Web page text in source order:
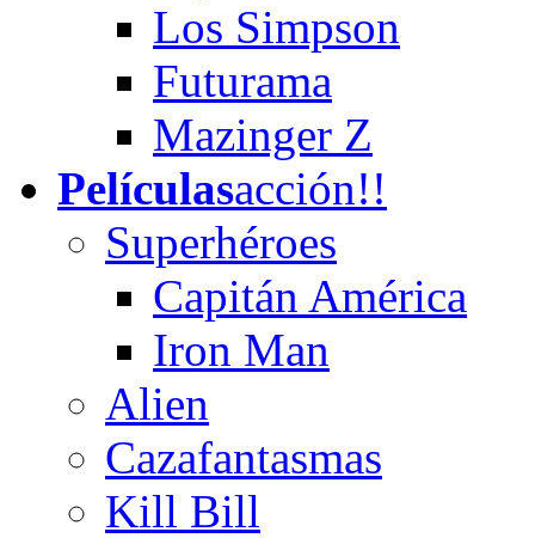
Los Simpson
Futurama
Mazinger Z
Películasacción!!
Superhéroes
Capitán América
Iron Man
Alien
Cazafantasmas
Kill Bill